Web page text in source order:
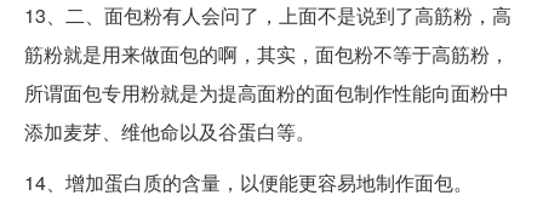
13、二、面包粉有人会问了，上面不是说到了高筋粉，高
筋粉就是用来做面包的啊，其实，面包粉不等于高筋粉，
所谓面包专用粉就是为提高面粉的面包制作性能向面粉中
添加麦芽、维他命以及谷蛋白等。
14、增加蛋白质的含量，以便能更容易地制作面包。